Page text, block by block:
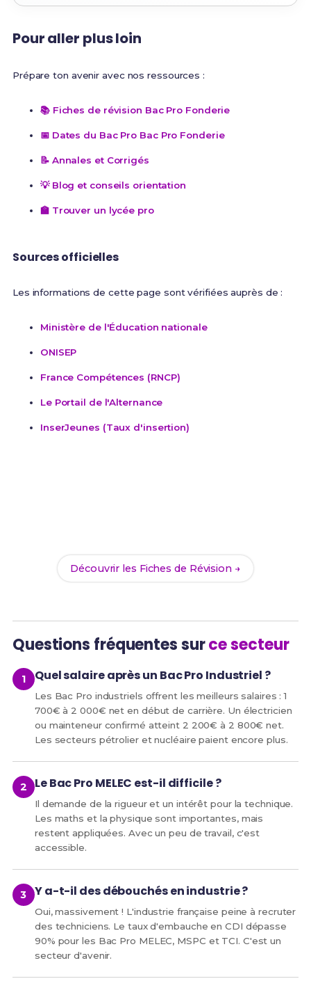
Pour aller plus loin
Prépare ton avenir avec nos ressources :
📚 Fiches de révision Bac Pro Fonderie
📅 Dates du Bac Pro Bac Pro Fonderie
📝 Annales et Corrigés
💡 Blog et conseils orientation
🏫 Trouver un lycée pro
Sources officielles
Les informations de cette page sont vérifiées auprès de :
Ministère de l'Éducation nationale
ONISEP
France Compétences (RNCP)
Le Portail de l'Alternance
InserJeunes (Taux d'insertion)
Découvrir les Fiches de Révision →
Questions fréquentes surce secteur
Quel salaire après un Bac Pro Industriel ?
Les Bac Pro industriels offrent les meilleurs salaires : 1
700€ à 2 000€ net en début de carrière. Un électricien
ou mainteneur confirmé atteint 2 200€ à 2 800€ net.
Les secteurs pétrolier et nucléaire paient encore plus.
Le Bac Pro MELEC est-il difficile ?
Il demande de la rigueur et un intérêt pour la technique.
Les maths et la physique sont importantes, mais
restent appliquées. Avec un peu de travail, c'est
accessible.
Y a-t-il des débouchés en industrie ?
Oui, massivement ! L'industrie française peine à recruter
des techniciens. Le taux d'embauche en CDI dépasse
90% pour les Bac Pro MELEC, MSPC et TCI. C'est un
secteur d'avenir.